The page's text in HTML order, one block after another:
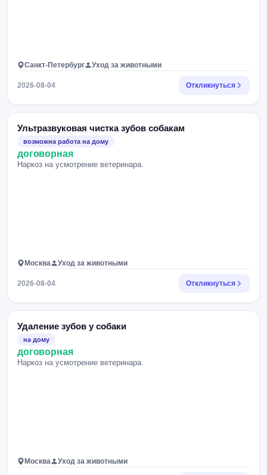
Санкт-Петербург Уход за животными
2026-08-04 Откликнуться
Ультразвуковая чистка зубов собакам
возможна работа на дому
договорная
Наркоз на усмотрение ветеринара.
Москва Уход за животными
2026-08-04 Откликнуться
Удаление зубов у собаки
на дому
договорная
Наркоз на усмотрение ветеринара.
Москва Уход за животными